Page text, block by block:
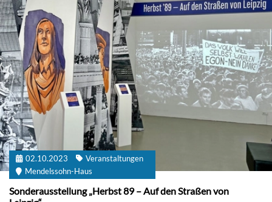
02.10.2023
Veranstaltungen
Mendelssohn-Haus
Sonderausstellung „Herbst 89 – Auf den Straßen von